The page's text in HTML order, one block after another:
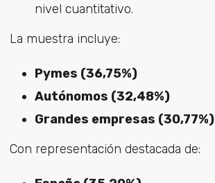
nivel cuantitativo.
La muestra incluye:
Pymes (36,75%)
Autónomos (32,48%)
Grandes empresas (30,77%)
Con representación destacada de: